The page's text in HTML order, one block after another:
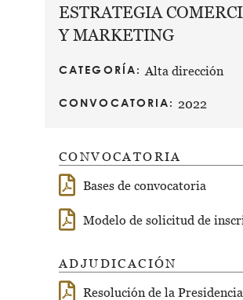
NOSOTROS
TRANSPARENCIA
ESTRATEGIA
Y MARKETING
CATEGORÍA Alta dirección
CONVOCATORIA 2022
CONVOCATORIA
Bases de convocatoria
Modelo de solicitud de
ADJUDICACIÓN
Resolución de la